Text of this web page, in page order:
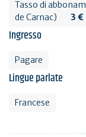
Tasso di
de Carnac)
3 €
Ingresso
Pagare
Lingue parlate
Francese